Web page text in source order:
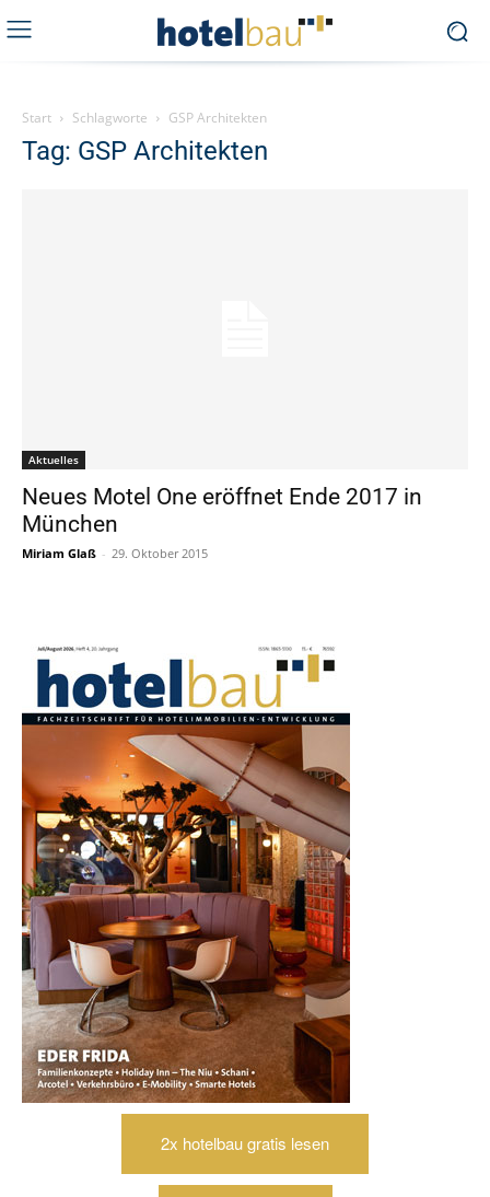
Start Schlagworte GSP Architekten
Tag: GSP Architekten
Aktuelles
Neues Motel One eröffnet Ende 2017 in
München
Miriam Glaß - 29. Oktober 2015
2x hotelbau gratis lesen